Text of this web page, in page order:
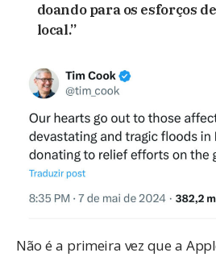
doando para os esforços
local.”
Não é a primeira vez que a